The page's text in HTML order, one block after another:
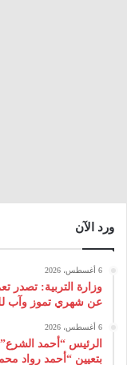
ورد الآن
6 أغسطس، 2026
وزارة التربية: تصدر
عن شهري تموز وآب
6 أغسطس، 2026
بتعيين “أحمد رواد